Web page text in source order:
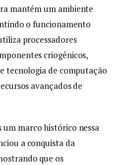
mantém um ambiente
o funcionamento
processadores
criogênicos,
tecnologia de computação
avançados de
um marco histórico nessa
a conquista da
que os